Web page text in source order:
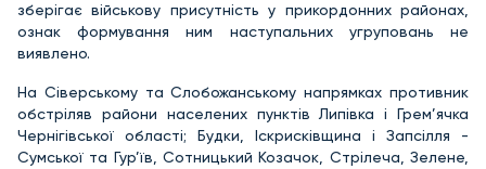
зберігає військову присутність у прикордонних районах,
ознак формування ним наступальних угруповань не
виявлено.
На Сіверському та Слобожанському напрямках противник
обстріляв райони населених пунктів Липівка і Грем’ячка
Чернігівської області; Будки, Іскрисківщина і Запсілля -
Сумської та Гур’їв, Сотницький Козачок, Стрілеча, Зелене,